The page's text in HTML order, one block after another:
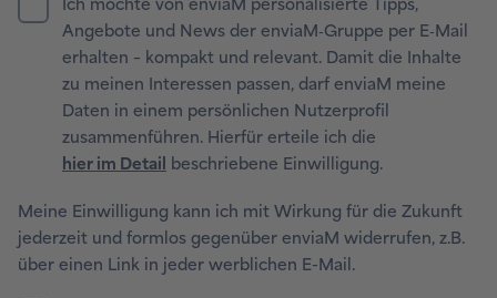
Meine Einwilligung kann ich mit Wirkung für die Zukunft
jederzeit und formlos gegenüber enviaM widerrufen, z.B.
über einen Link in jeder werblichen E-Mail.